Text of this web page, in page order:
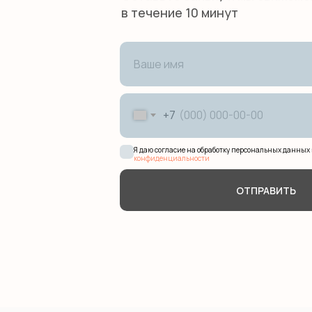
в течение 10 минут
+7
Я даю согласие на обработку персональных данных
конфиденциальности
ОТПРАВИТЬ